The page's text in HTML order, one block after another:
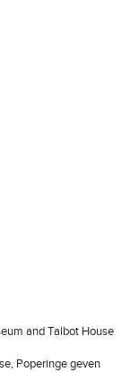
and Talbot House
Poperinge geven